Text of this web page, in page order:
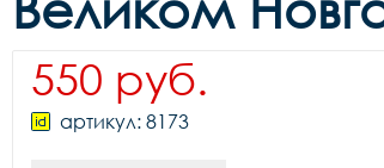
550 руб.
артикул: 8173